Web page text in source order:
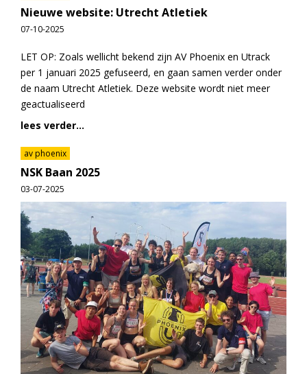
Nieuwe website: Utrecht Atletiek
07-10-2025
LET OP: Zoals wellicht bekend zijn AV Phoenix en Utrack
per 1 januari 2025 gefuseerd, en gaan samen verder onder
de naam Utrecht Atletiek. Deze website wordt niet meer
geactualiseerd
lees verder...
av phoenix
NSK Baan 2025
03-07-2025